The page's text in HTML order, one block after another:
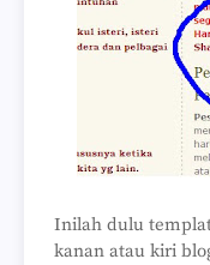
Inilah dulu
kanan atau kiri